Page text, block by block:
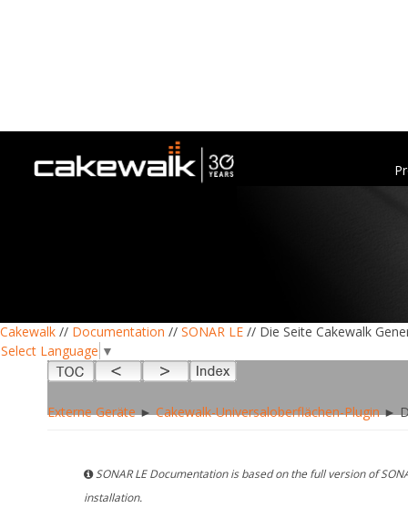
Cakewalk // Documentation // SONAR LE // Die Seite Cakewalk
Select Language ▼
Externe Geräte►Cakewalk-Universaloberflächen-Plugin►
SONAR LE Documentation is based on the full version of
installation.